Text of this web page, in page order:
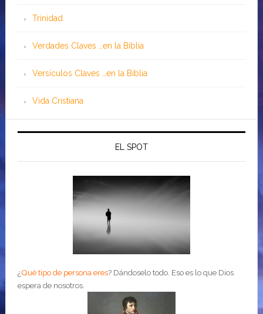
Trinidad
Verdades Claves …en la Biblia
Versículos Claves …en la Biblia
Vida Cristiana
EL SPOT
¿Qué tipo de persona eres? Dándoselo todo. Eso es lo que Dios
espera de nosotros.